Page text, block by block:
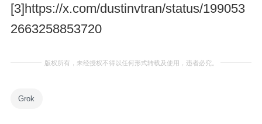
[3]https://x.com/dustinvtran/status/199053
2663258853720
版权所有，未经授权不得以任何形式转载及使用，违者必究。
Grok